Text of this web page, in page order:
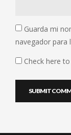
Guarda mi
navegador para
Check here